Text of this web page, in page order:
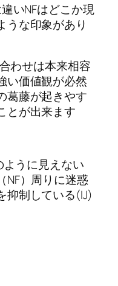
いNFはどこか現
うな印象があり
わせは本来相容
い価値観が必然
葛藤が起きやす
とが出来ます
ように見えない
NF）周りに迷惑
抑制している(IJ)